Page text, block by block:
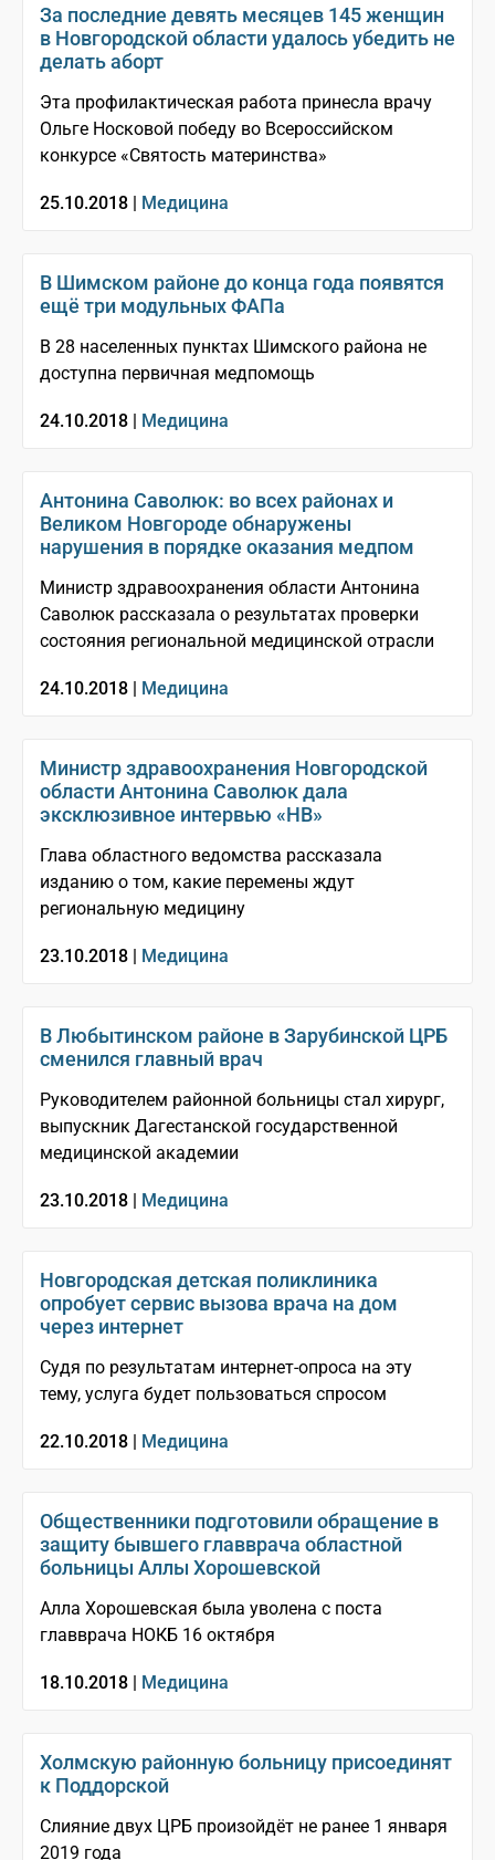
За последние девять месяцев 145 женщин
в Новгородской области удалось убедить не
делать аборт
Эта профилактическая работа принесла врачу
Ольге Носковой победу во Всероссийском
конкурсе «Святость материнства»
25.10.2018 | Медицина
В Шимском районе до конца года появятся
ещё три модульных ФАПа
В 28 населенных пунктах Шимского района не
доступна первичная медпомощь
24.10.2018 | Медицина
Антонина Саволюк: во всех районах и
Великом Новгороде обнаружены
нарушения в порядке оказания медпом
Министр здравоохранения области Антонина
Саволюк рассказала о результатах проверки
состояния региональной медицинской отрасли
24.10.2018 | Медицина
Министр здравоохранения Новгородской
области Антонина Саволюк дала
эксклюзивное интервью «НВ»
Глава областного ведомства рассказала
изданию о том, какие перемены ждут
региональную медицину
23.10.2018 | Медицина
В Любытинском районе в Зарубинской ЦРБ
сменился главный врач
Руководителем районной больницы стал хирург,
выпускник Дагестанской государственной
медицинской академии
23.10.2018 | Медицина
Новгородская детская поликлиника
опробует сервис вызова врача на дом
через интернет
Судя по результатам интернет-опроса на эту
тему, услуга будет пользоваться спросом
22.10.2018 | Медицина
Общественники подготовили обращение в
защиту бывшего главврача областной
больницы Аллы Хорошевской
Алла Хорошевская была уволена с поста
главврача НОКБ 16 октября
18.10.2018 | Медицина
Холмскую районную больницу присоединят
к Поддорской
Слияние двух ЦРБ произойдёт не ранее 1 января
2019 года